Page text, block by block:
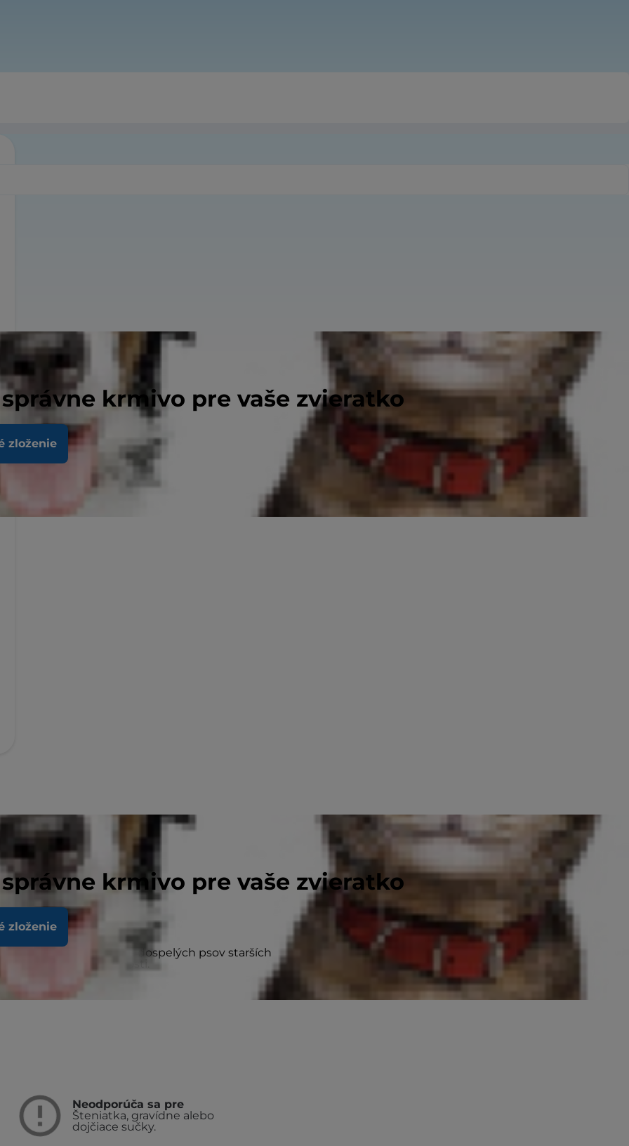
krmivo pre vaše zvieratko
zloženie
krmivo pre vaše zvieratko
zloženie
Weight
doplnkové krmivo pre dospelých psov starších
a udržiavanie hmotnosti.
Neodporúča sa pre
Šteniatka, gravídne alebo
dojčiace sučky.